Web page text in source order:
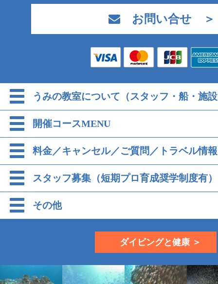
お問い合せ ＞
うみの教室について（スタッフ・船・施
開催コースMENU
料金／キャンセル／ご質問／トラベル情報
スタッフ募集（短期プロ育成奨学制度有）
その他
ダイビングと健康 ＞